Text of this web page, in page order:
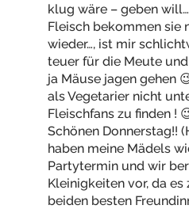
klug wäre – geben
Fleisch bekommen sie
wieder…, ist mir
teuer für die Meute
ja Mäuse jagen gehen
als Vegetarier nicht
Fleischfans zu finden !
Schönen Donnerstag!!
haben meine Mädels
Partytermin und wir
Kleinigkeiten vor, da es
beiden besten